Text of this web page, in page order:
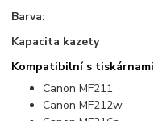
Barva:
Kapacita kazety
Kompatibilní s tiskárnami
Canon MF211
Canon MF212w